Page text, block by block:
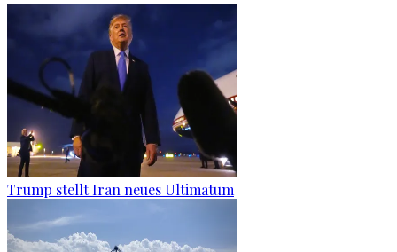
Trump stellt Iran neues Ultimatum